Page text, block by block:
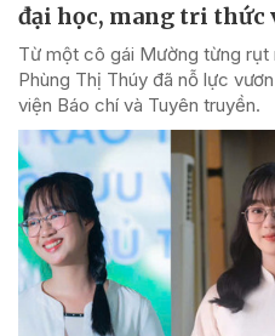
đại học, mang tri thức
Từ một cô gái Mường từng rụt
Phùng Thị Thúy đã nỗ lực
viện Báo chí và Tuyên truyền.